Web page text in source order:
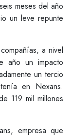
meses del año
un leve repunte
a nivel
año un impacto
un tercio
en Nexans.
119 mil millones
empresa que